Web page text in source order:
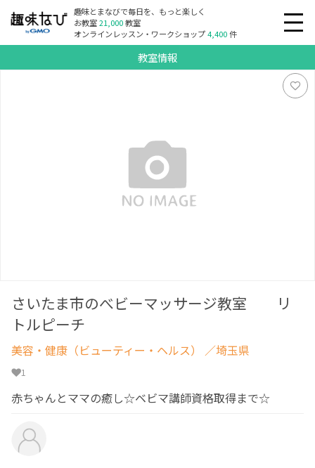
趣味とまなびで毎日を、もっと楽しく
お教室21,000教室
オンラインレッスン・ワークショップ4,400件
教室情報
さいたま市のべビーマッサージ教室 リ
トルピーチ
美容・健康（ビューティー・ヘルス） ／埼玉県
1
赤ちゃんとママの癒し☆ベビマ講師資格取得まで☆